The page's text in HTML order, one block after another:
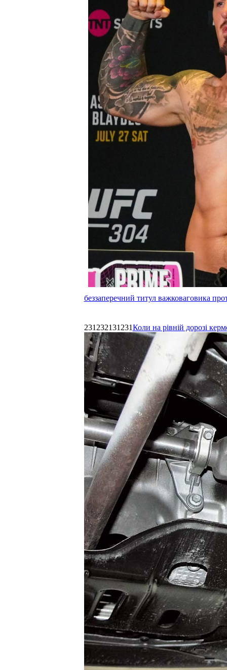
беззаперечний титул важковаговика
231232131231Коли на рівній дорозі